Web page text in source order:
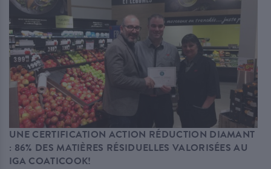
UNE CERTIFICATION ACTION RÉDUCTION DIAMANT
: 86% DES MATIÈRES RÉSIDUELLES VALORISÉES AU
IGA COATICOOK!